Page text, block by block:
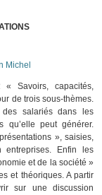
Michel
Savoirs, capacités,
de trois sous-thèmes.
des salariés dans les
qu’elle peut générer.
», saisies,
Enfin les
et de la société »
et théoriques. A partir
sur une discussion